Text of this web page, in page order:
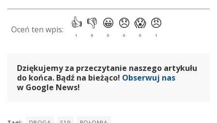
Dziękujemy za przeczytanie naszego artykułu
do końca. Bądź na bieżąco! Obserwuj nas
w Google News!